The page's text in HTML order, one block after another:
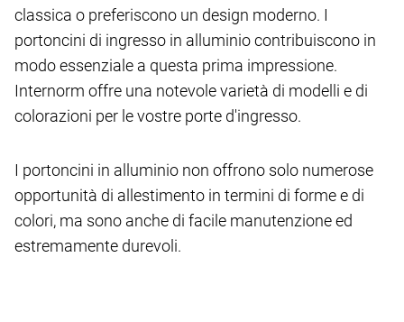
classica o preferiscono un design moderno. I
portoncini di ingresso in alluminio contribuiscono in
modo essenziale a questa prima impressione.
Internorm offre una notevole varietà di modelli e di
colorazioni per le vostre porte d'ingresso.
I portoncini in alluminio non offrono solo numerose
opportunità di allestimento in termini di forme e di
colori, ma sono anche di facile manutenzione ed
estremamente durevoli.